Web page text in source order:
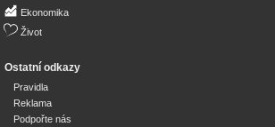
Ekonomika
Život
Ostatní odkazy
Pravidla
Reklama
Podpořte nás